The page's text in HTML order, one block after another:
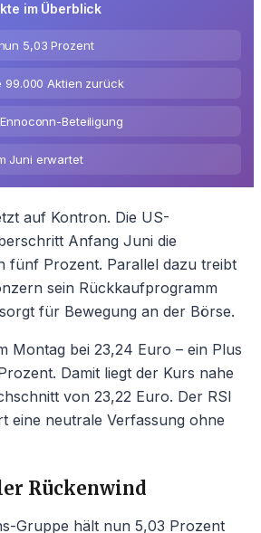
im Überblick
5,03 Prozent
99.000 Aktien zurück
Beteiligung
Juni erwartet
auf Kontron. Die US-
Anfang Juni die
fünf Prozent. Parallel dazu treibt
sein Rückkaufprogramm
für Bewegung an der Börse.
Montag bei 23,24 Euro – ein Plus
Damit liegt der Kurs nahe
von 23,22 Euro. Der RSI
eine neutrale Verfassung ohne
Rückenwind
Gruppe hält nun 5,03 Prozent